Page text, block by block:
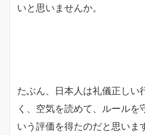
いと思いませんか。
たぶん、日本人は礼儀正しい
く、空気を読めて、ルールを
いう評価を得たのだと思いま